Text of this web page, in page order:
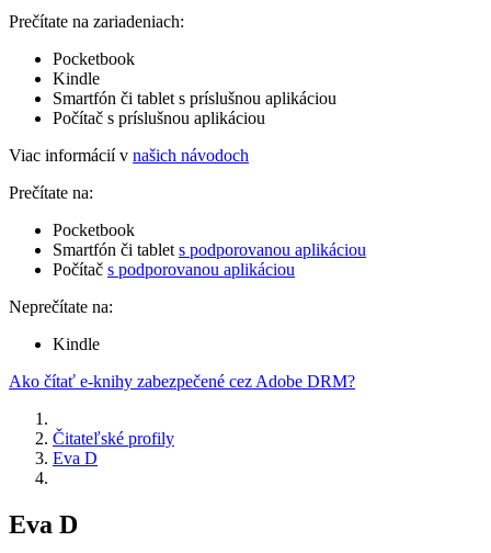
Prečítate na zariadeniach:
Pocketbook
Kindle
Smartfón či tablet s príslušnou aplikáciou
Počítač s príslušnou aplikáciou
Viac informácií v našich návodoch
Prečítate na:
Pocketbook
Smartfón či tablet s podporovanou aplikáciou
Počítač s podporovanou aplikáciou
Neprečítate na:
Kindle
Ako čítať e-knihy zabezpečené cez Adobe DRM?
Čitateľské profily
Eva D
Eva D